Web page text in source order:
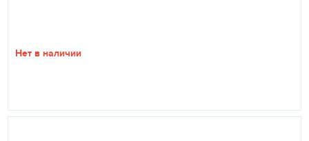
Нет в наличии